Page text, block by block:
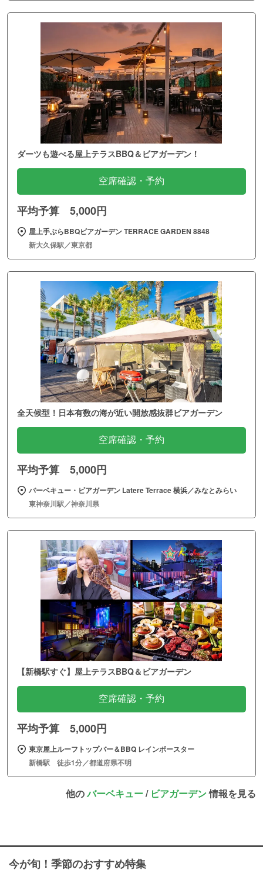
ダーツも遊べる屋上テラスBBQ＆ビアガーデン！
空席確認・予約
平均予算 5,000円
屋上手ぶらBBQビアガーデン TERRACE GARDEN 8848
新大久保駅／東京都
全天候型！日本有数の海が近い開放感抜群ビアガーデン
空席確認・予約
平均予算 5,000円
バーベキュー・ビアガーデン Latere Terrace 横浜／みなとみらい
東神奈川駅／神奈川県
【新橋駅すぐ】屋上テラスBBQ＆ビアガーデン
空席確認・予約
平均予算 5,000円
東京屋上ルーフトップバー＆BBQ レインボースター
新橋駅 徒歩1分／都道府県不明
他のバーベキュー/ ビアガーデン情報を見る
今が旬！季節のおすすめ特集